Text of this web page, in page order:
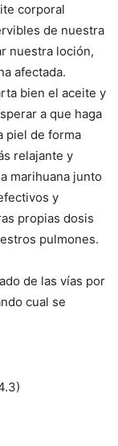
corporal
de nuestra
nuestra loción,
afectada.
bien el aceite y
a que haga
piel de forma
relajante y
marihuana junto
y
propias dosis
pulmones.
de las vías por
cual se
)